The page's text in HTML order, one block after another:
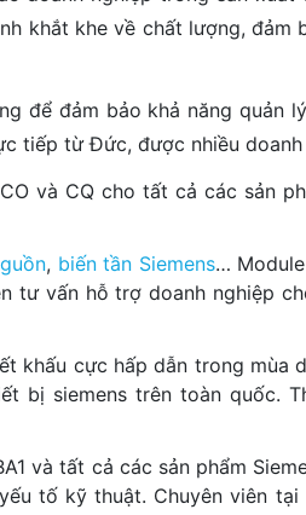
khắt khe về chất lượng,
để đảm bảo khả năng quản
tiếp từ Đức, được nhiều
và CQ cho tất cả các sản
, biến tần Siemens…
tư vấn hỗ trợ doanh nghiệp
khấu cực hấp dẫn trong mùa
bị siemens trên toàn quốc.
và tất cả các sản phẩm
tố kỹ thuật. Chuyên viên